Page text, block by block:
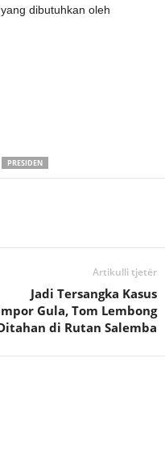
dibutuhkan oleh
PRESIDEN
Artikulli tjetër
Jadi Tersangka Kasus
Gula, Tom Lembong
di Rutan Salemba